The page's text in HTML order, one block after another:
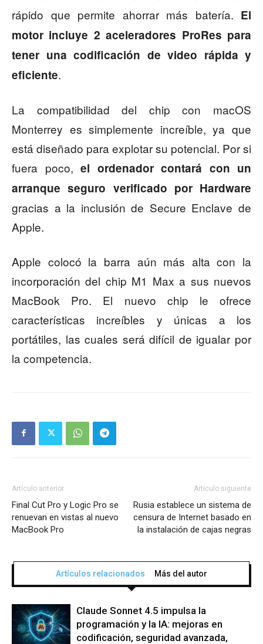
rápido que permite ahorrar más batería. El
motor incluye 2 aceleradores ProRes para
tener una codificación de video rápida y
eficiente.
La compatibilidad del chip con macOS
Monterrey es simplemente increíble, ya que
está diseñado para explotar su potencial. Por si
fuera poco, el ordenador contará con un
arranque seguro verificado por Hardware
gracias a la inclusión de Secure Enclave de
Apple.
Apple colocó la barra aún más alta con la
incorporación del chip M1 Max a sus nuevos
MacBook Pro. El nuevo chip le ofrece
características increíbles y únicas a los
portátiles, las cuales será difícil de igualar por
la competencia.
Artículo anterior
Final Cut Pro y Logic Pro se
renuevan en vistas al nuevo
MacBook Pro
Artículo siguiente
Rusia establece un sistema de
censura de Internet basado en
la instalación de cajas negras
Artículos relacionados Más del autor
Claude Sonnet 4.5 impulsa la
programación y la IA: mejoras en
codificación, seguridad avanzada,